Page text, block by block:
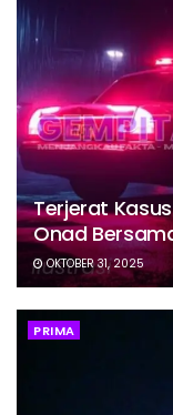
Terjerat
Onad
OKTOBER 31, 2025
PRIMA